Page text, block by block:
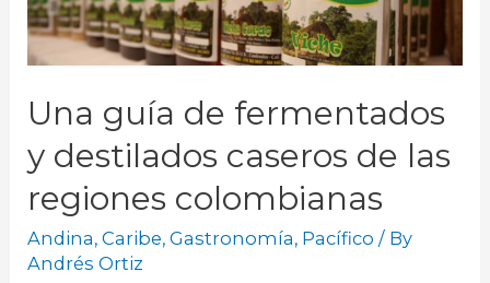
Una guía de fermentados
y destilados caseros de las
regiones colombianas
Andina,Caribe,Gastronomía, Pacífico / By
Andrés Ortiz